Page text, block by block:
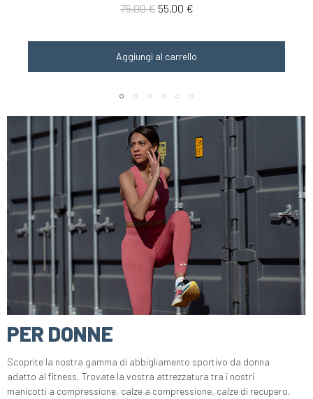
75,00 € 55,00 €
Aggiungi al carrello
PER DONNE
Scoprite la nostra gamma di abbigliamento sportivo da donna
adatto al fitness. Trovate la vostra attrezzatura tra i nostri
manicotti a compressione, calze a compressione, calze di recupero,